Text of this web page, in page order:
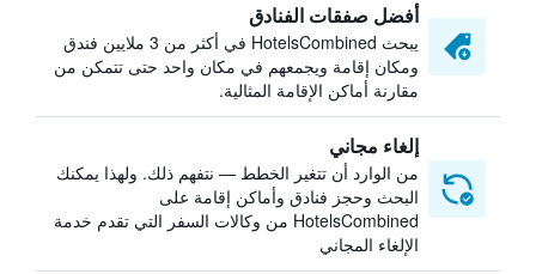
أفضل صفقات الفنادق
يبحث HotelsCombined في أكثر من 3 ملايين فندق
ومكان إقامة ويجمعهم في مكان واحد حتى تتمكن من
مقارنة أماكن الإقامة المثالية.
إلغاء مجاني
من الوارد أن تتغير الخطط — نتفهم ذلك. ولهذا يمكنك
البحث وحجز فنادق وأماكن إقامة على
HotelsCombined من وكالات السفر التي تقدم خدمة
الإلغاء المجاني